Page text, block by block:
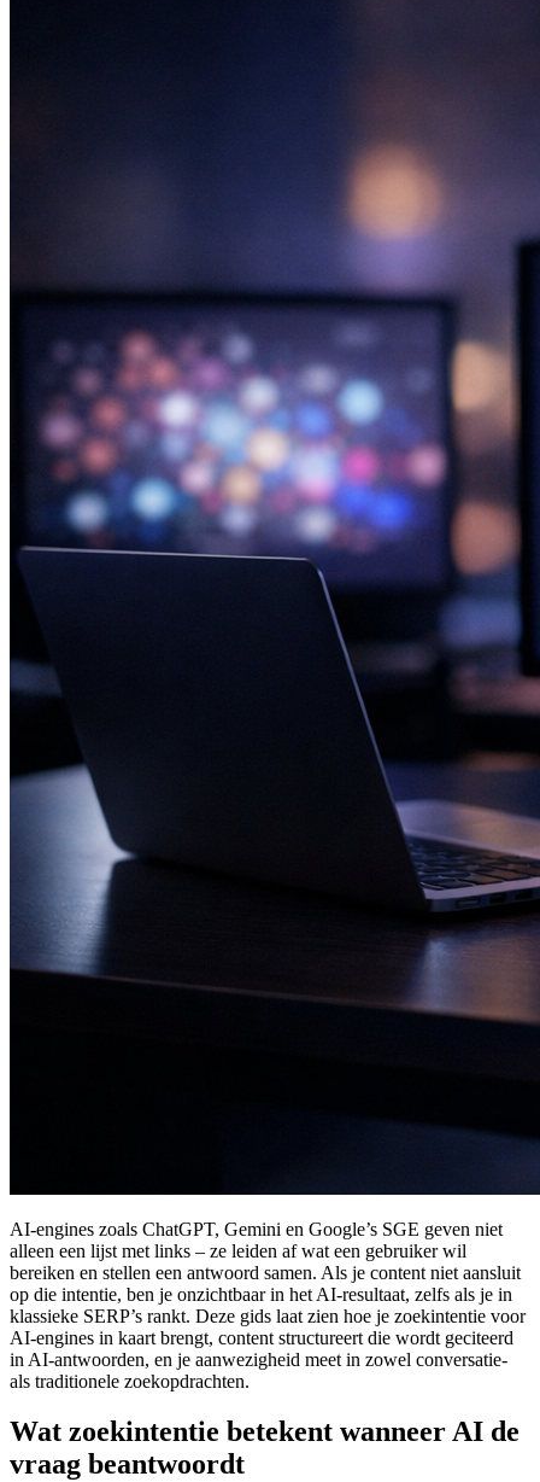
AI-engines zoals ChatGPT, Gemini en Google’s SGE geven niet
alleen een lijst met links – ze leiden af wat een gebruiker wil
bereiken en stellen een antwoord samen. Als je content niet aansluit
op die intentie, ben je onzichtbaar in het AI-resultaat, zelfs als je in
klassieke SERP’s rankt. Deze gids laat zien hoe je zoekintentie voor
AI-engines in kaart brengt, content structureert die wordt geciteerd
in AI-antwoorden, en je aanwezigheid meet in zowel conversatie-
als traditionele zoekopdrachten.
Wat zoekintentie betekent wanneer AI de
vraag beantwoordt